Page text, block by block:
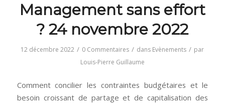
Management sans effort
? 24 novembre 2022
12 décembre 2022 / 0 Commentaires / dans Evènements / par
Louis-Pierre Guillaume
Comment concilier les contraintes budgétaires et le
besoin croissant de partage et de capitalisation des